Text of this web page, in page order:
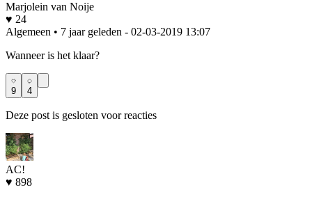
Marjolein van Noije
♥ 24
Algemeen • 7 jaar geleden - 02-03-2019 13:07
Wanneer is het klaar?
9 4
Deze post is gesloten voor reacties
AC!
♥ 898